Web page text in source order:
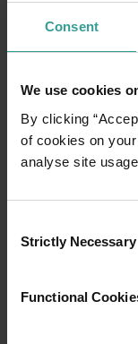
Consent
We use cookies
By clicking
of cookies on
analyse site
Selection
Strictly
Functional
旅行故事
准备好探索
选，找到你